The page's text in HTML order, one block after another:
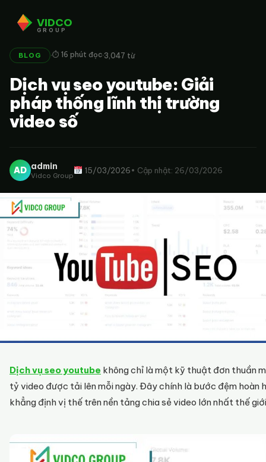
VIDCO
GROUP
BLOG ·⏱ 16 phút đọc·3,047 từ
Dịch vụ seo youtube: Giải
pháp thống lĩnh thị trường
video số
AD admin
Vidco Group
15/03/2026• Cập nhật: 26/03/2026
Dịch vụ seo youtube không chỉ là một kỹ thuật đơn thuần
tỷ video được tải lên mỗi ngày. Đây chính là bước đệm hoàn
khẳng định vị thế trên nền tảng chia sẻ video lớn nhất thế